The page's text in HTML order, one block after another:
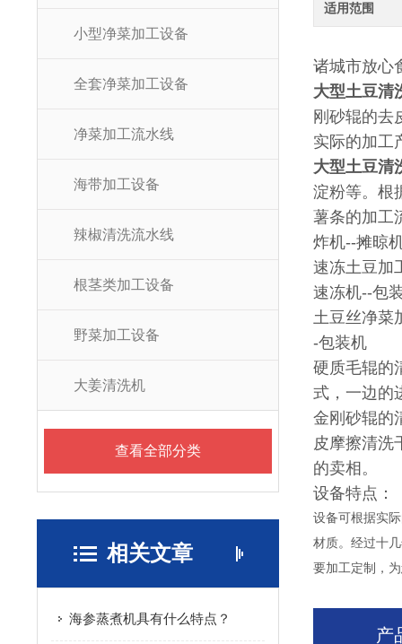
小型净菜加工设备
全套净菜加工设备
净菜加工流水线
海带加工设备
辣椒清洗流水线
根茎类加工设备
野菜加工设备
大姜清洗机
查看全部分类
相关文章
海参蒸煮机具有什么特点？
适用范围
诸城市放心
大型土豆清
刚砂辊的去
实际的加工
大型土豆清
淀粉等。根
薯条的加工
炸机--摊晾
速冻土豆加
速冻机--包
土豆丝净菜
-包装机
硬质毛辊的
式，一边的
金刚砂辊的
皮摩擦清洗
的卖相。
设备特点：
设备可根据实
材质。经过十
要加工定制，
产